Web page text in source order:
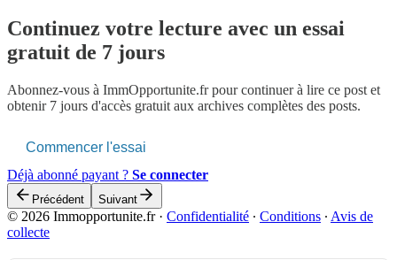
Continuez votre lecture avec un essai
gratuit de 7 jours
Abonnez-vous à ImmOpportunite.frpour continuer à lire ce post et
obtenir 7 jours d'accès gratuit aux archives complètes des posts.
Commencer l'essai
Déjà abonné payant ? Se connecter
Précédent Suivant
© 2026 Immopportunite.fr· Confidentialité ∙ Conditions ∙ Avis de
collecte